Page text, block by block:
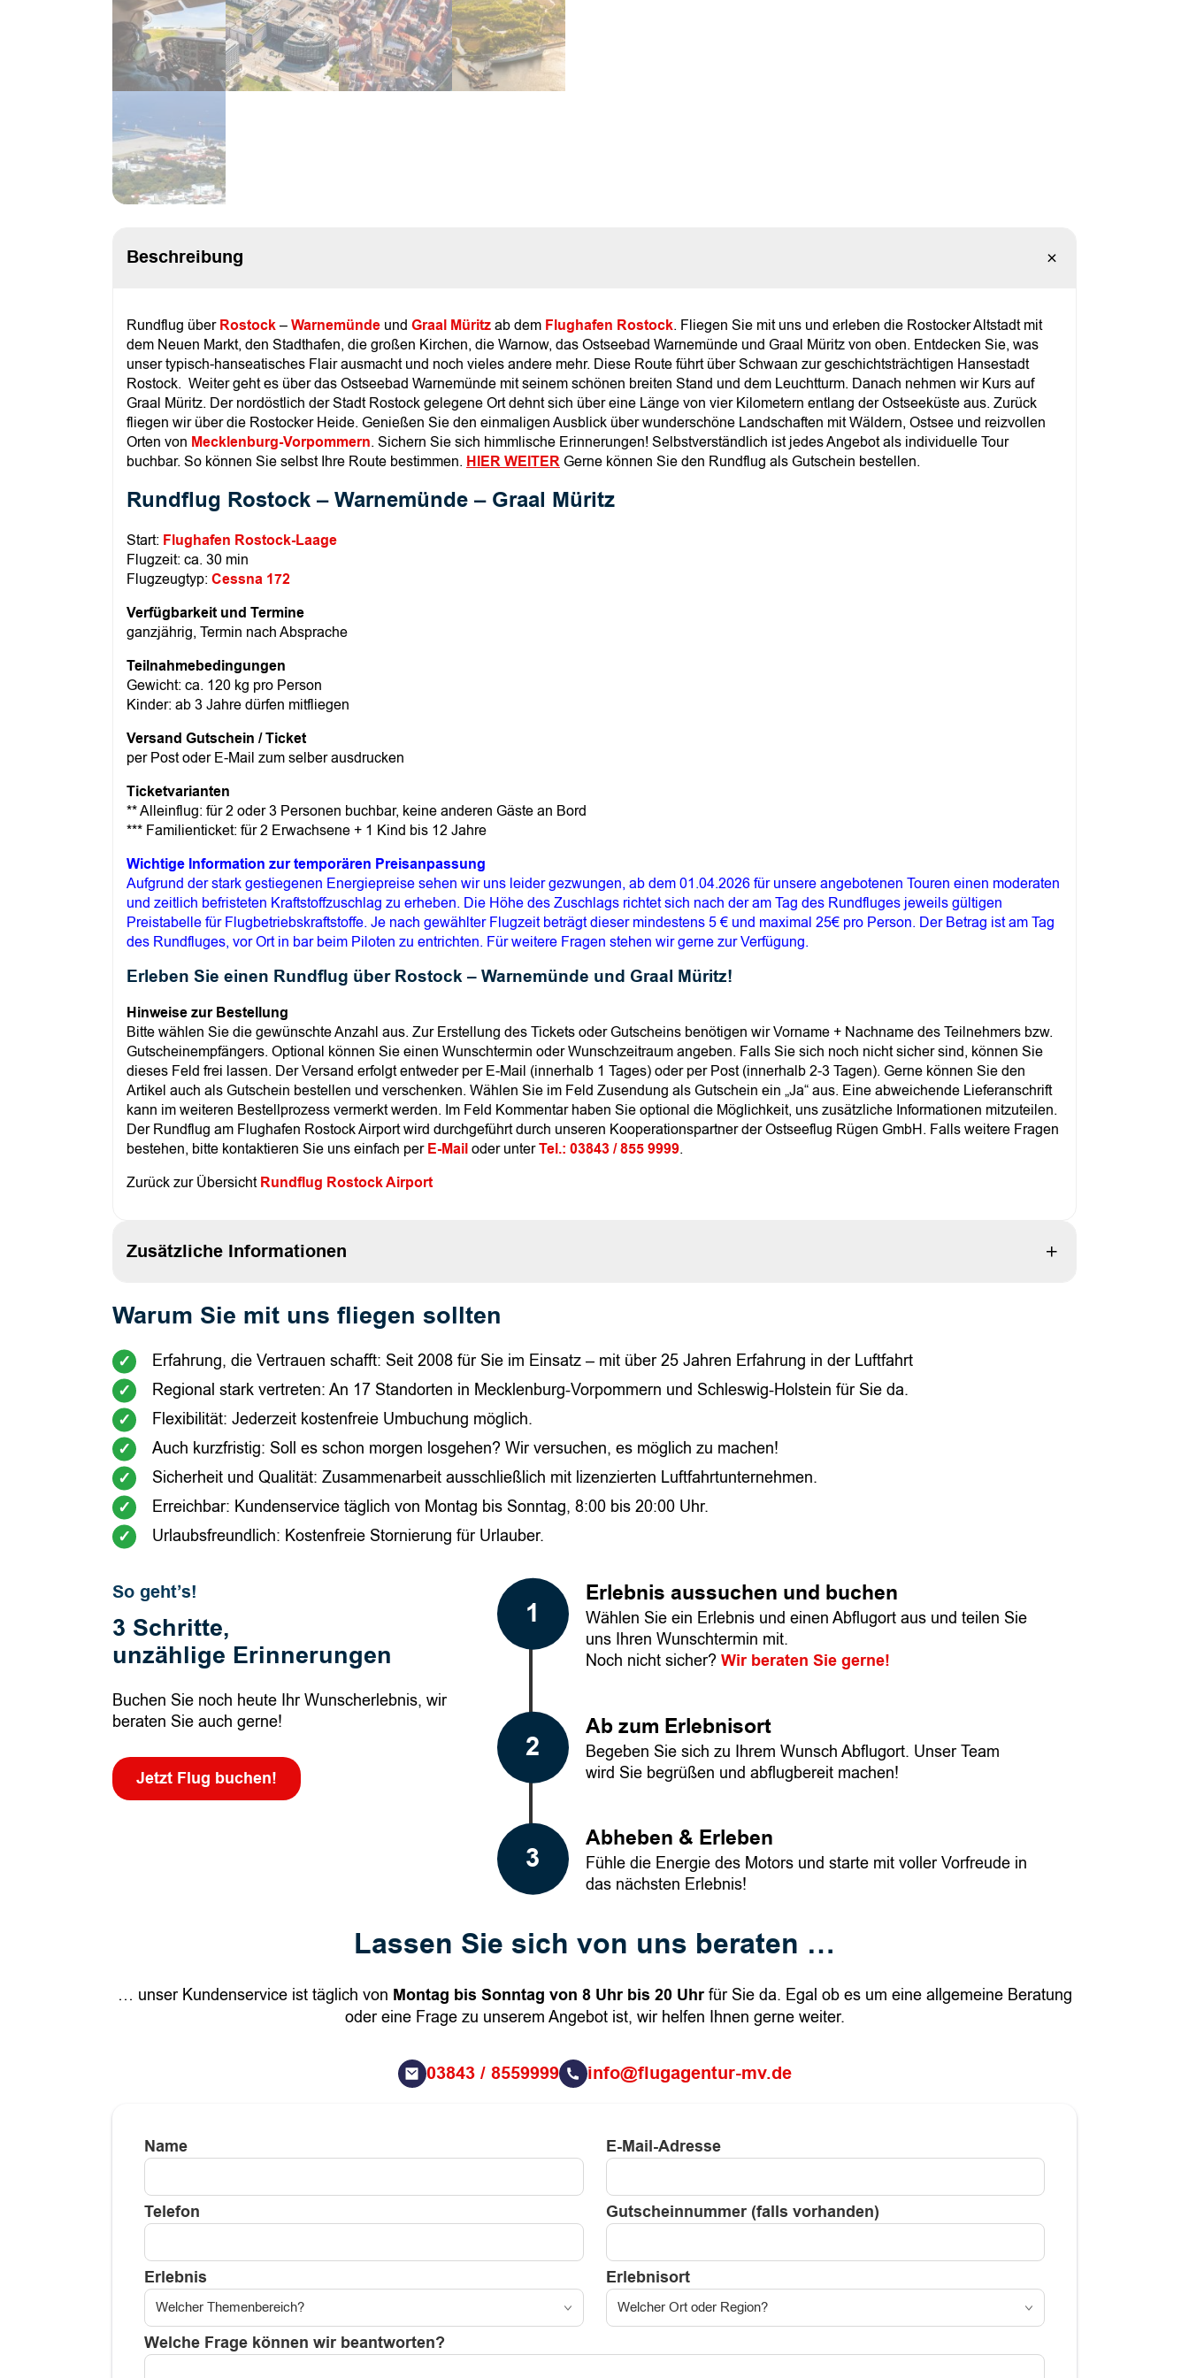
e
r
d
o
c
k
M
e
n
e
Beschreibung
Rundflug überRostock–Warnemünde und Graal Müritzab dem Flughafen Rostock. Fliegen Sie mit uns und erleben die Rostocker Altstadt mit
dem Neuen Markt, den Stadthafen, die großen Kirchen, die Warnow, das Ostseebad Warnemünde und Graal Müritz von oben. Entdecken Sie, was
unser typisch-hanseatisches Flair ausmacht und noch vieles andere mehr. Diese Route führt über Schwaan zur geschichtsträchtigen Hansestadt
Rostock. Weiter geht es über das Ostseebad Warnemünde mit seinem schönen breiten Stand und dem Leuchtturm. Danach nehmen wir Kurs auf
Graal Müritz. Der nordöstlich der Stadt Rostock gelegene Ort dehnt sich über eine Länge von vier Kilometern entlang der Ostseeküste aus. Zurück
fliegen wir über die Rostocker Heide. Genießen Sie den einmaligen Ausblick über wunderschöne Landschaften mit Wäldern, Ostsee und reizvollen
Orten von Mecklenburg-Vorpommern. Sichern Sie sich himmlische Erinnerungen! Selbstverständlich ist jedes Angebot als individuelle Tour
buchbar. So können Sie selbst Ihre Route bestimmen. HIER WEITERGerne können Sie den Rundflug als Gutschein bestellen.
Rundflug Rostock – Warnemünde – Graal Müritz
Start: Flughafen Rostock-Laage
Flugzeit: ca. 30 min
Flugzeugtyp: Cessna 172
Verfügbarkeit und Termine
ganzjährig, Termin nach Absprache
Teilnahmebedingungen
Gewicht: ca. 120 kg pro Person
Kinder: ab 3 Jahre dürfen mitfliegen
Versand Gutschein / Ticket
per Post oder E-Mail zum selber ausdrucken
Ticketvarianten
** Alleinflug: für 2 oder 3 Personen buchbar, keine anderen Gäste an Bord
*** Familienticket: für 2 Erwachsene + 1 Kind bis 12 Jahre
Wichtige Information zur temporären Preisanpassung
Aufgrund der stark gestiegenen Energiepreise sehen wir uns leider gezwungen, ab dem 01.04.2026 für unsere angebotenen Touren einen moderaten
und zeitlich befristeten Kraftstoffzuschlag zu erheben. Die Höhe des Zuschlags richtet sich nach der am Tag des Rundfluges jeweils gültigen
Preistabelle für Flugbetriebskraftstoffe. Je nach gewählter Flugzeit beträgt dieser mindestens 5 € und maximal 25€ pro Person. Der Betrag ist am Tag
des Rundfluges, vor Ort in bar beim Piloten zu entrichten. Für weitere Fragen stehen wir gerne zur Verfügung.
Erleben Sie einen Rundflug über Rostock – Warnemünde und Graal Müritz!
Hinweise zur Bestellung
Bitte wählen Sie die gewünschte Anzahl aus. Zur Erstellung des Tickets oder Gutscheins benötigen wir Vorname + Nachname des Teilnehmers bzw.
Gutscheinempfängers. Optional können Sie einen Wunschtermin oder Wunschzeitraum angeben. Falls Sie sich noch nicht sicher sind, können Sie
dieses Feld frei lassen. Der Versand erfolgt entweder per E-Mail (innerhalb 1 Tages) oder per Post (innerhalb 2-3 Tagen). Gerne können Sie den
Artikel auch als Gutschein bestellen und verschenken. Wählen Sie im Feld Zusendung als Gutschein ein „Ja“ aus. Eine abweichende Lieferanschrift
kann im weiteren Bestellprozess vermerkt werden. Im Feld Kommentar haben Sie optional die Möglichkeit, uns zusätzliche Informationen mitzuteilen.
Der Rundflug am Flughafen Rostock Airport wird durchgeführt durch unseren Kooperationspartner der Ostseeflug Rügen GmbH. Falls weitere Fragen
bestehen, bitte kontaktieren Sie uns einfach perE-Mailoder unterTel.: 03843 / 855 9999.
Zurück zur ÜbersichtRundflug Rostock Airport
Zusätzliche Informationen
Attribute Wert
Passagier Mix: für 1 bis 2 Pers. buchbar, es fliegen andere Pers. mit, Alleinflug: für 2 Pers. buchbar, keine anderen Gäste an Bord, Alleinflug: für 3 Pers.
Warum Sie mit uns fliegen sollten
Erfahrung, die Vertrauen schafft: Seit 2008 für Sie im Einsatz – mit über 25 Jahren Erfahrung in der Luftfahrt
Regional stark vertreten: An 17 Standorten in Mecklenburg-Vorpommern und Schleswig-Holstein für Sie da.
Flexibilität: Jederzeit kostenfreie Umbuchung möglich.
Auch kurzfristig: Soll es schon morgen losgehen? Wir versuchen, es möglich zu machen!
Sicherheit und Qualität: Zusammenarbeit ausschließlich mit lizenzierten Luftfahrtunternehmen.
Erreichbar: Kundenservice täglich von Montag bis Sonntag, 8:00 bis 20:00 Uhr.
Urlaubsfreundlich: Kostenfreie Stornierung für Urlauber.
So geht’s!
3 Schritte,
unzählige Erinnerungen
Buchen Sie noch heute Ihr Wunscherlebnis, wir
beraten Sie auch gerne!
Jetzt Flug buchen!
Erlebnis aussuchen und buchen
Wählen Sie ein Erlebnis und einen Abflugort aus und teilen Sie
uns Ihren Wunschtermin mit.
Noch nicht sicher? Wir beraten Sie gerne!
Ab zum Erlebnisort
Begeben Sie sich zu Ihrem Wunsch Abflugort. Unser Team
wird Sie begrüßen und abflugbereit machen!
Abheben & Erleben
Fühle die Energie des Motors und starte mit voller Vorfreude in
das nächsten Erlebnis!
Lassen Sie sich von uns beraten …
… unser Kundenservice ist täglich von Montag bis Sonntag von 8 Uhr bis 20 Uhrfür Sie da. Egal ob es um eine allgemeine Beratung
oder eine Frage zu unserem Angebot ist, wir helfen Ihnen gerne weiter.
03843 / 8559999 info@flugagentur-mv.de
Name E-Mail-Adresse
Telefon Gutscheinnummer (falls vorhanden)
Erlebnis Erlebnisort
Welche Frage können wir beantworten?